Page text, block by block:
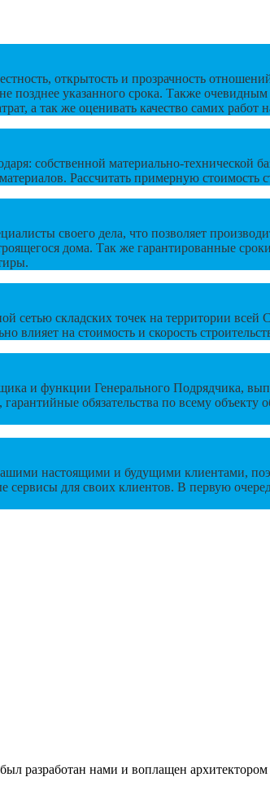
открытость и прозрачность
позднее указанного срока. Также
а так же оценивать качество самих работ
собственной материально-
Рассчитать примерную стоимость
своего дела, что позволяет
дома. Так же гарантированные
сетью складских точек на территории
влияет на стоимость и скорость
и функции Генерального Подрядчика,
обязательства по всему
настоящими и будущими клиентами,
сервисы для своих клиентов. В первую
разработан нами и воплащен